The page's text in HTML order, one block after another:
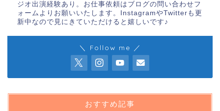
ジオ出演経験あり。お仕事依頼はブログの問い合わせフ
ォームよりお願いいたします。InstagramやTwitterも更
新中なので見にきていただけると嬉しいです♪
＼ Follow me ／
おすすめ記事